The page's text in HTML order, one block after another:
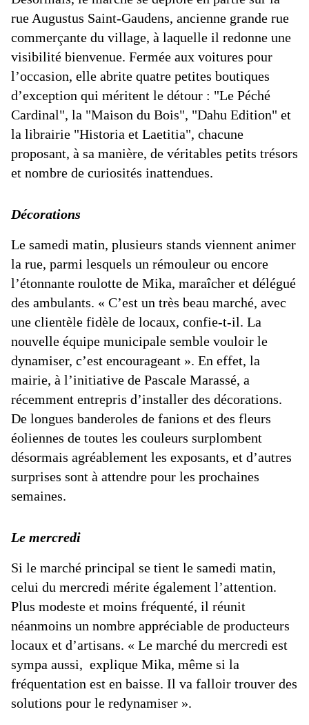
rue Augustus Saint-Gaudens, ancienne grande rue
commerçante du village, à laquelle il redonne une
visibilité bienvenue. Fermée aux voitures pour
l’occasion, elle abrite quatre petites boutiques
d’exception qui méritent le détour : "Le Péché
Cardinal", la "Maison du Bois", "Dahu Edition" et
la librairie "Historia et Laetitia", chacune
proposant, à sa manière, de véritables petits trésors
et nombre de curiosités inattendues.
Décorations
Le samedi matin, plusieurs stands viennent animer
la rue, parmi lesquels un rémouleur ou encore
l’étonnante roulotte de Mika, maraîcher et délégué
des ambulants. « C’est un très beau marché, avec
une clientèle fidèle de locaux, confie-t-il. La
nouvelle équipe municipale semble vouloir le
dynamiser, c’est encourageant ». En effet, la
mairie, à l’initiative de Pascale Marassé, a
récemment entrepris d’installer des décorations.
De longues banderoles de fanions et des fleurs
éoliennes de toutes les couleurs surplombent
désormais agréablement les exposants, et d’autres
surprises sont à attendre pour les prochaines
semaines.
Le mercredi
Si le marché principal se tient le samedi matin,
celui du mercredi mérite également l’attention.
Plus modeste et moins fréquenté, il réunit
néanmoins un nombre appréciable de producteurs
locaux et d’artisans. « Le marché du mercredi est
sympa aussi, explique Mika, même si la
fréquentation est en baisse. Il va falloir trouver des
solutions pour le redynamiser ».